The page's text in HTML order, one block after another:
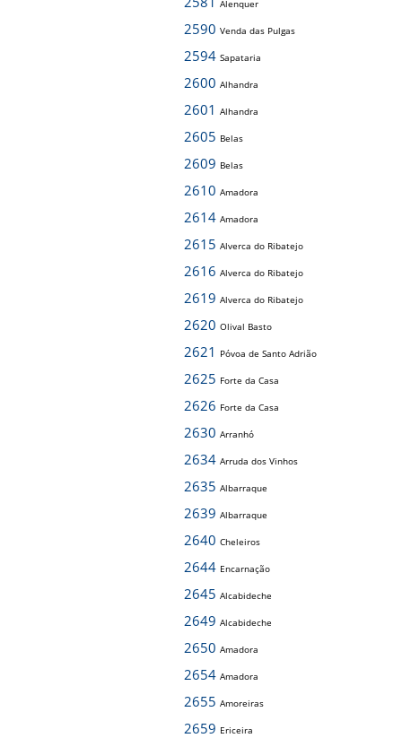
Alenquer
2590 Venda das Pulgas
2594 Sapataria
2600 Alhandra
2601 Alhandra
2605 Belas
2609 Belas
2610 Amadora
2614 Amadora
2615 Alverca do Ribatejo
2616 Alverca do Ribatejo
2619 Alverca do Ribatejo
2620 Olival Basto
2621 Póvoa de Santo Adrião
2625 Forte da Casa
2626 Forte da Casa
2630 Arranhó
2634 Arruda dos Vinhos
2635 Albarraque
2639 Albarraque
2640 Cheleiros
2644 Encarnação
2645 Alcabideche
2649 Alcabideche
2650 Amadora
2654 Amadora
2655 Amoreiras
2659 Ericeira